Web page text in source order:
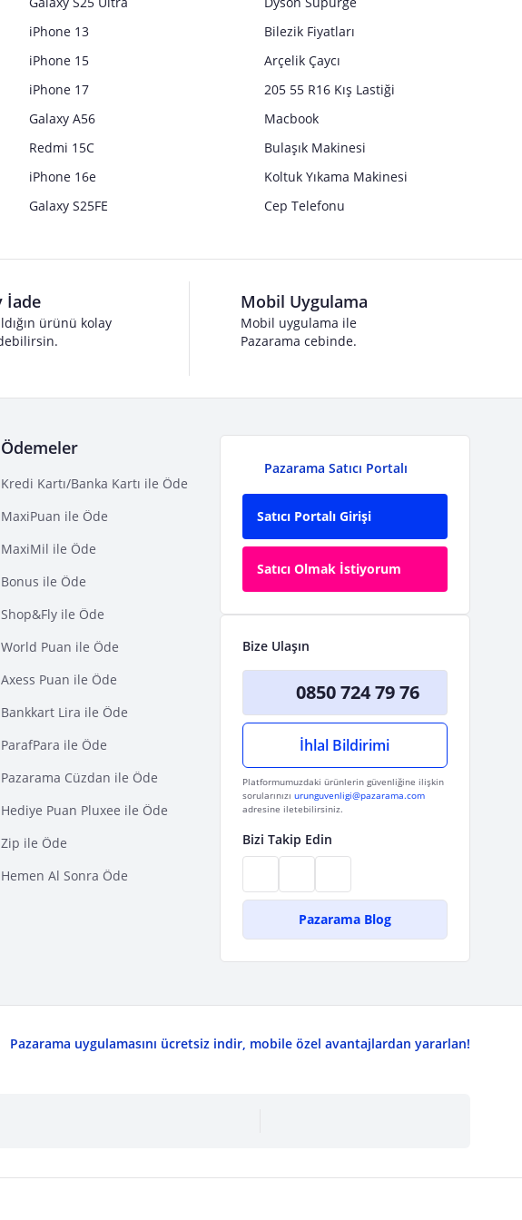
iPhone 13
iPhone 15
iPhone 17
Galaxy A56
Redmi 15C
iPhone 16e
Galaxy S25FE
Bilezik Fiyatları
Arçelik Çaycı
205 55 R16 Kış Lastiği
Macbook
Bulaşık Makinesi
Koltuk Yıkama Makinesi
Cep Telefonu
İade
ürünü kolay
Mobil Uygulama
Mobil uygulama ile
Pazarama cebinde.
Ödemeler
Kredi Kartı/Banka Kartı ile Öde
MaxiPuan ile Öde
MaxiMil ile Öde
Bonus ile Öde
Shop&Fly ile Öde
World Puan ile Öde
Axess Puan ile Öde
Bankkart Lira ile Öde
ParafPara ile Öde
Pazarama Cüzdan ile Öde
Hediye Puan Pluxee ile Öde
Zip ile Öde
Hemen Al Sonra Öde
Pazarama Satıcı Portalı
Satıcı Portalı Girişi
Satıcı Olmak İstiyorum
Bize Ulaşın
0850 724 79 76
İhlal Bildirimi
Platformumuzdaki ürünlerin güvenliğine ilişkin
sorularınızı urunguvenligi@pazarama.com
adresine iletebilirsiniz.
Bizi Takip Edin
Pazarama Blog
Pazarama uygulamasını ücretsiz indir, mobile özel avantajlardan yararlan!